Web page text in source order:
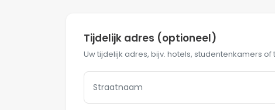
Tijdelijk adres (optioneel)
Uw tijdelijk adres, bijv. hotels, studentenkamers